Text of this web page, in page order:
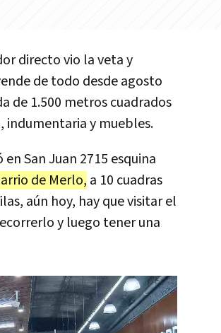
directo vio la veta y
de todo desde agosto
de 1.500 metros cuadrados
indumentaria y muebles.
San Juan 2715 esquina
de Merlo, a 10 cuadras
aún hoy, hay que visitar el
y luego tener una